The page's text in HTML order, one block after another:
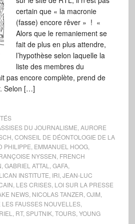
certain que « la macronie
(fasse) encore rêver » ! «
Alors que le remaniement se
fait de plus en plus attendre,
l’hypothèse selon laquelle la
liste des membres du
pas encore complète, prend de
Selon […]
DU JOURNALISME AURORE
CONSEIL DE DÉONTOLOGIE DE LA
PHILIPPE EMMANUEL HOOG,
NYSSEN FRENCH
GABRIEL ATTAL GAFA,
INSTITUTE IRI, JEAN-LUC
LES CRISES, LOI SUR LA PRESSE
NEWS, NICOLAS TANZER OJIM
FAUSSES NOUVELLES,
RT, SPUTNIK, TOURS, YOUNG